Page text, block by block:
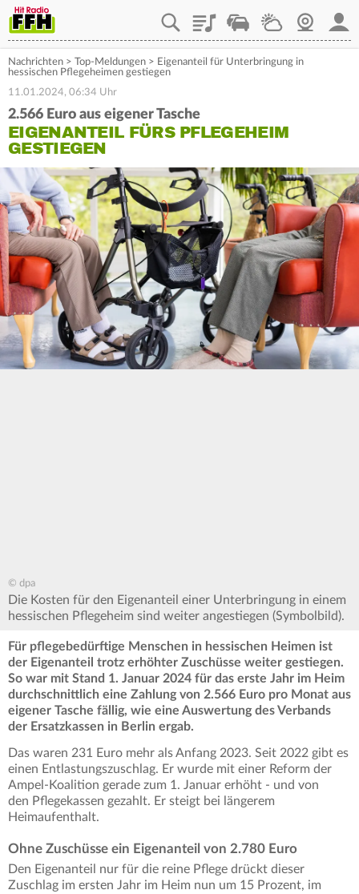
PlaylistStaupilotWetterWebcam
Nachrichten > Top-Meldungen > Eigenanteil für Unterbringung in
hessischen Pflegeheimen gestiegen
11.01.2024, 06:34 Uhr
2.566 Euro aus eigener Tasche
EIGENANTEIL FÜRS PFLEGEHEIM
GESTIEGEN
© dpa
Die Kosten für den Eigenanteil einer Unterbringung in einem
hessischen Pflegeheim sind weiter angestiegen (Symbolbild).
Für pflegebedürftige Menschen in hessischen Heimen ist
der Eigenanteil trotz erhöhter Zuschüsse weiter gestiegen.
So war mit Stand 1. Januar 2024 für das erste Jahr im Heim
durchschnittlich eine Zahlung von 2.566 Euro pro Monat aus
eigener Tasche fällig, wie eine Auswertung des Verbands
der Ersatzkassen in Berlin ergab.
Das waren 231 Euro mehr als Anfang 2023. Seit 2022 gibt es
einen Entlastungszuschlag. Er wurde mit einer Reform der
Ampel-Koalition gerade zum 1. Januar erhöht - und von
den Pflegekassen gezahlt. Er steigt bei längerem
Heimaufenthalt.
Ohne Zuschüsse ein Eigenanteil von 2.780 Euro
Den Eigenanteil nur für die reine Pflege drückt dieser
Zuschlag im ersten Jahr im Heim nun um 15 Prozent, im